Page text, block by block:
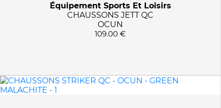
Équipement Sports Et Loisirs
CHAUSSONS JETT QC
OCUN
109.00 €